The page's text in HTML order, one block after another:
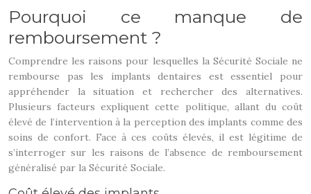
Pourquoi ce manque de
remboursement ?
Comprendre les raisons pour lesquelles la Sécurité Sociale ne
rembourse pas les implants dentaires est essentiel pour
appréhender la situation et rechercher des alternatives.
Plusieurs facteurs expliquent cette politique, allant du coût
élevé de l’intervention à la perception des implants comme des
soins de confort. Face à ces coûts élevés, il est légitime de
s’interroger sur les raisons de l’absence de remboursement
généralisé par la Sécurité Sociale.